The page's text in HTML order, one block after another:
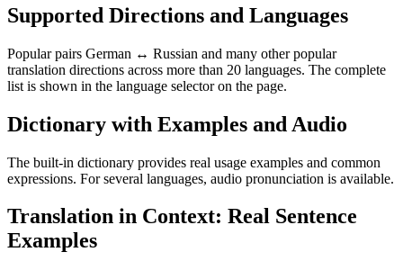
Supported Directions and Languages
Popular pairs German ↔ Russian and many other popular
translation directions across more than 20 languages. The complete
list is shown in the language selector on the page.
Dictionary with Examples and Audio
The built-in dictionary provides real usage examples and common
expressions. For several languages, audio pronunciation is available.
Translation in Context: Real Sentence
Examples